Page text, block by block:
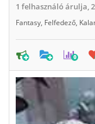
1 felhasználó árulja,
Fantasy Felfedező
0